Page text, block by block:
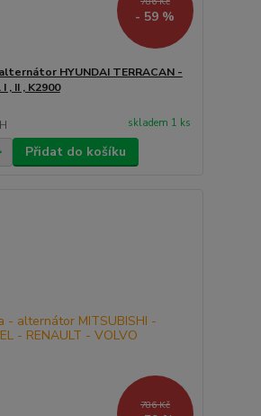
- 59 %
HYUNDAI TERRACAN -
, II , K2900
skladem 1 ks
Přidat do košíku
786 Kč